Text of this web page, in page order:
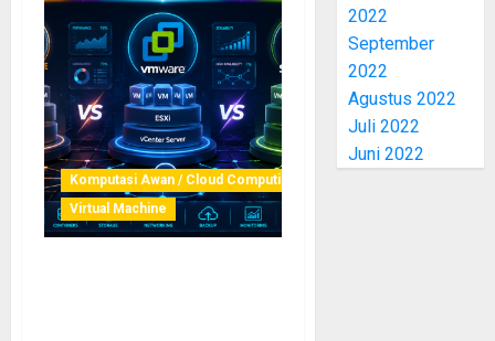
Komputasi Awan / Cloud Computing
Virtual Machine
2022
September
2022
Agustus 2022
Juli 2022
Juni 2022